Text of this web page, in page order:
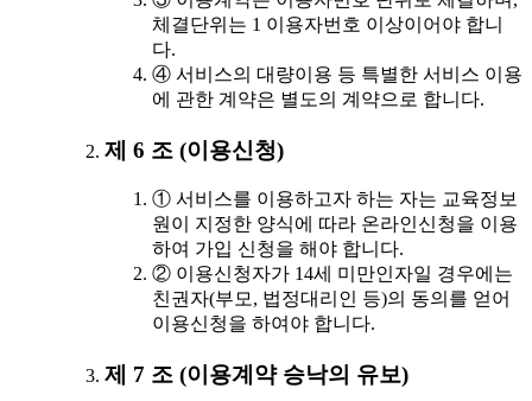
체결단위는 1 이용자번호 이상이어야 합니
다.
④ 서비스의 대량이용 등 특별한 서비스 이용
에 관한 계약은 별도의 계약으로 합니다.
제 6 조 (이용신청)
① 서비스를 이용하고자 하는 자는 교육정보
원이 지정한 양식에 따라 온라인신청을 이용
하여 가입 신청을 해야 합니다.
② 이용신청자가 14세 미만인자일 경우에는
친권자(부모, 법정대리인 등)의 동의를 얻어
이용신청을 하여야 합니다.
제 7 조 (이용계약 승낙의 유보)